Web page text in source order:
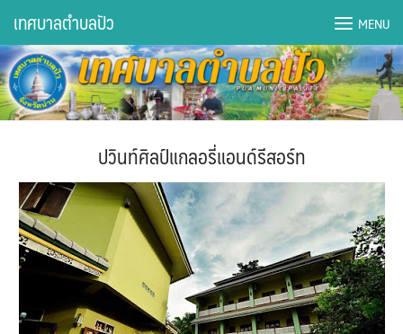
content
DWQA Ask Question
DWQA Questions
กองการศึกษา
กองคลัง
กองช่าง
กองยุทธศาสตร์และงบประมาณ
เทศบาลตำบลปัว MENU
ปวินท์ศิลป์แกลอรี่แอนด์รีสอร์ท